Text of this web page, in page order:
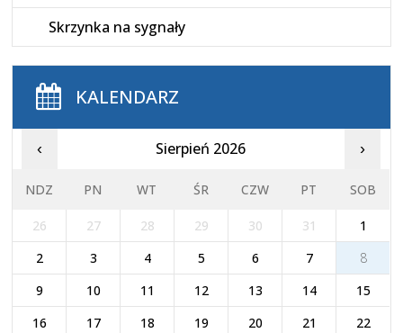
Skrzynka na sygnały
KALENDARZ
‹ Sierpień 2026 ›
NDZ PN WT ŚR CZW PT SOB
26 27 28 29 30 31
1
2
3 4 5 6 7
8
9
10 11 12 13 14
15
16
17 18 19 20 21
22